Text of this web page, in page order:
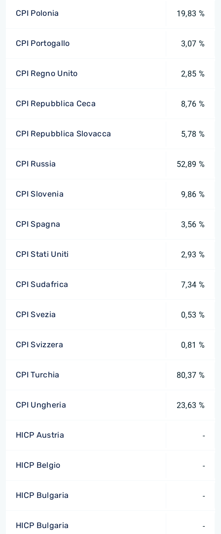
CPI Polonia 19,83 %
CPI Portogallo 3,07 %
CPI Regno Unito 2,85 %
CPI Repubblica Ceca 8,76 %
CPI Repubblica Slovacca 5,78 %
CPI Russia 52,89 %
CPI Slovenia 9,86 %
CPI Spagna 3,56 %
CPI Stati Uniti 2,93 %
CPI Sudafrica 7,34 %
CPI Svezia 0,53 %
CPI Svizzera 0,81 %
CPI Turchia 80,37 %
CPI Ungheria 23,63 %
HICP Austria -
HICP Belgio -
HICP Bulgaria -
HICP Bulgaria -